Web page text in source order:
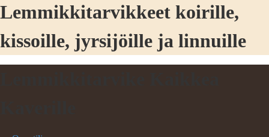
Lemmikkitarvikkeet koirille,
kissoille, jyrsijöille ja linnuille